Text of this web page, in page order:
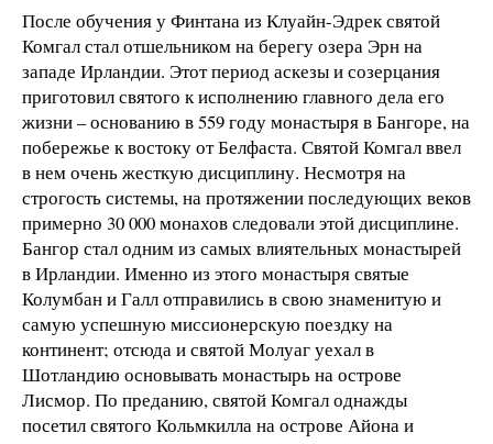
После обучения у Финтана из Клуайн-Эдрек святой
Комгал стал отшельником на берегу озера Эрн на
западе Ирландии. Этот период аскезы и созерцания
приготовил святого к исполнению главного дела его
жизни – основанию в 559 году монастыря в Бангоре, на
побережье к востоку от Белфаста. Святой Комгал ввел
в нем очень жесткую дисциплину. Несмотря на
строгость системы, на протяжении последующих веков
примерно 30 000 монахов следовали этой дисциплине.
Бангор стал одним из самых влиятельных монастырей
в Ирландии. Именно из этого монастыря святые
Колумбан и Галл отправились в свою знаменитую и
самую успешную миссионерскую поездку на
континент; отсюда и святой Молуаг уехал в
Шотландию основывать монастырь на острове
Лисмор. По преданию, святой Комгал однажды
посетил святого Кольмкилла на острове Айона и